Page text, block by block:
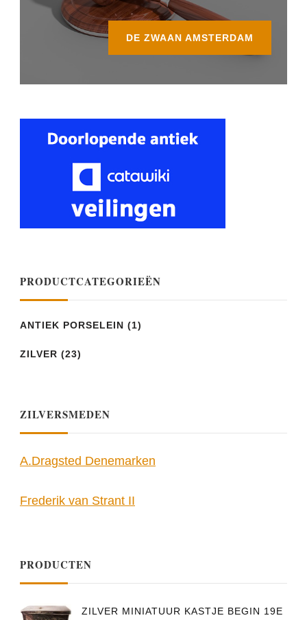
DE ZWAAN AMSTERDAM
PRODUCTCATEGORIEËN
ANTIEK PORSELEIN (1)
ZILVER (23)
ZILVERSMEDEN
A.Dragsted Denemarken
Frederik van Strant II
PRODUCTEN
ZILVER MINIATUUR KASTJE BEGIN 19E